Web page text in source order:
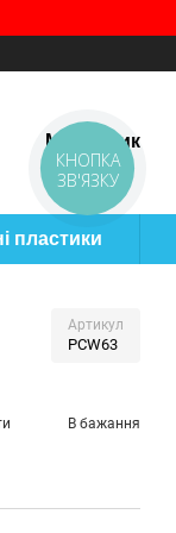
Мій кошик
пластики
Артикул
PCW63
В бажання
КНОПКА
ЗВ'ЯЗКУ